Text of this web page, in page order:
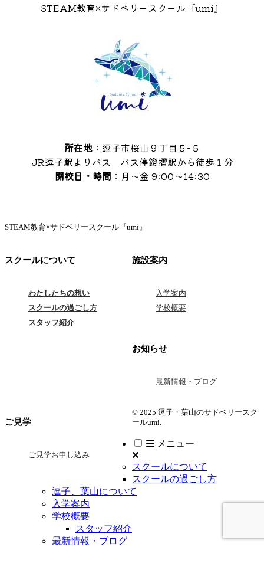
STEAM教育×サドベリースクール『umi』
所在地：逗子市桜山９丁目５−５
JR逗子駅よりバス バス停鐙摺駅から徒歩１分
開校日・時間 ：月〜金 9:00〜14:30
STEAM教育×サドベリースクール『umi』
スクールについて
わたしたちの想い
スクールの過ごし方
スタッフ紹介
施設案内
入学案内
学校概要
お知らせ
最新情報・ブログ
ご見学
ご見学お申し込み
© 2025 逗子・葉山のサドベリースク
ールumi.
メニュー
スクールについて
スクールの過ごし方
逗子、葉山について
入学案内
学校概要
スタッフ紹介
最新情報・ブログ